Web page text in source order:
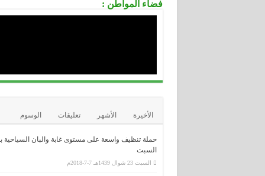
المديرية العامة للوظيفة العمومية
ONEC
فضاء المواطن :
الأخيرة الأشهر تعليقات الوسوم
حملة تنظيف واسعة على مستوى غابة والبان السياحية
السبت
السبت 23 شوال 1439هـ 7-7-2018م